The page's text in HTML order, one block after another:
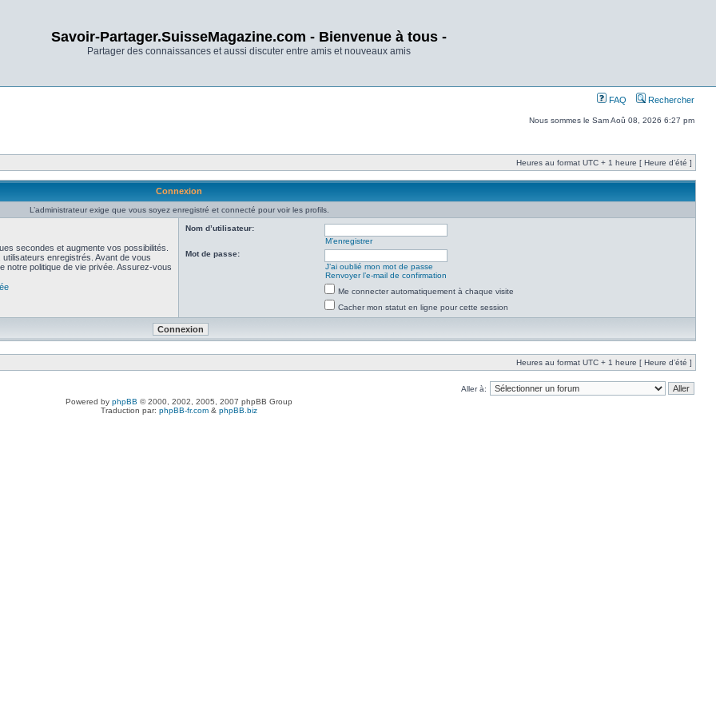
Savoir-Partager.SuisseMagazine.com - Bienvenue à tous -
Partager des connaissances et aussi discuter entre amis et nouveaux amis
FAQ Rechercher
Nous sommes le Sam Aoû 08, 2026 6:27 pm
Heures au format UTC + 1 heure [ Heure d’été ]
Connexion
L’administrateur exige que vous soyez enregistré et connecté pour voir les profils.
secondes et augmente vos possibilités.
enregistrés. Avant de vous
notre politique de vie privée. Assurez-vous
Nom d’utilisateur:
M’enregistrer
Mot de passe:
J’ai oublié mon mot de passe
Renvoyer l’e-mail de confirmation
Me connecter automatiquement à chaque visite
Cacher mon statut en ligne pour cette session
Heures au format UTC + 1 heure [ Heure d’été ]
Aller à:
Powered by phpBB © 2000, 2002, 2005, 2007 phpBB Group
Traduction par: phpBB-fr.com & phpBB.biz